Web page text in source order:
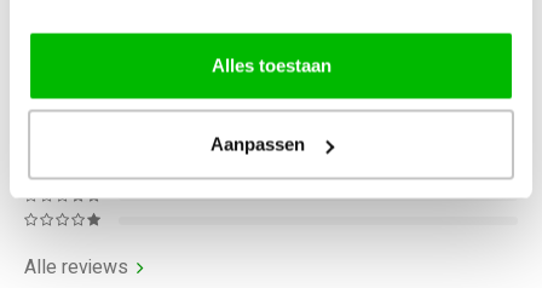
Alles toestaan
Aanpassen
BEOORDELINGEN
Alle reviews